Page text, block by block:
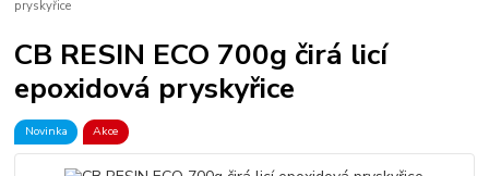
pryskyřice
CB RESIN ECO 700g čirá licí
epoxidová pryskyřice
Novinka Akce